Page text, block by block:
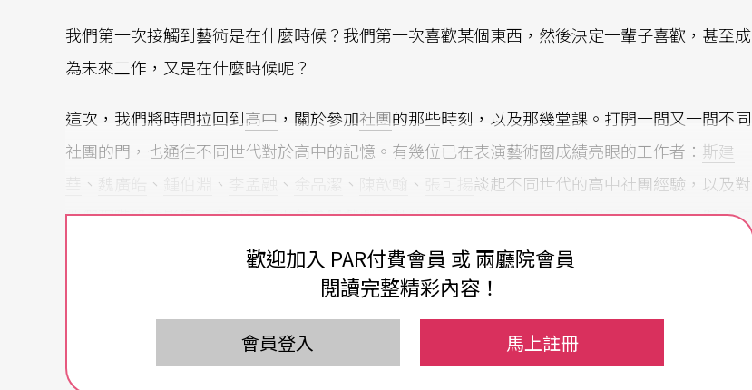
我們第一次接觸到藝術是在什麼時候？我們第一次喜歡某個東西，然後決定一輩子喜歡，甚至成
為未來工作，又是在什麼時候呢？
這次，我們將時間拉回到高中 ，關於參加社團的那些時刻，以及那幾堂課。打開一間又一間不同
社團的門，也通往不同世代對於高中的記憶。有幾位已在表演藝術圈成績亮眼的工作者： 斯建
、 、 、 、 、 、
談起不同世代的高中社團經驗，以及對
他們現階段的影響。有引領青少年參與戲劇活動的「超級蘭陵王—青少年創意短劇大賽」與「花
」，主事者如何與初接觸藝術的青少年，啟動彼此詰問的對話。
最後，我們打開了一間位處「現在」的社團教室，真實遇見現役高中生對於社團、對於表演藝術
的想法，以及他們對20年後的自己喊話。有點生澀，卻充滿真誠與無比直覺。打開青春，也讓青
春打開那一扇通往未來的門。一起OPEN吧！
歡迎加入 PAR付費會員 或 兩廳院會員
閱讀完整精彩內容！
會員登入 馬上註冊